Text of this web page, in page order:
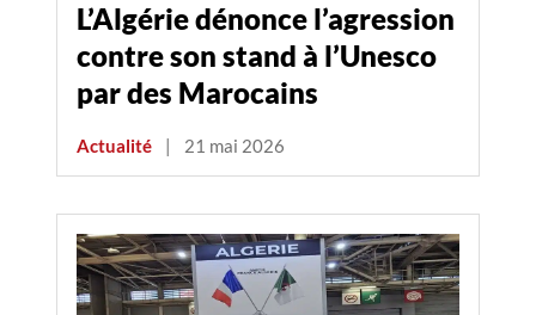
L’Algérie dénonce l’agression
contre son stand à l’Unesco
par des Marocains
Actualité | 21 mai 2026